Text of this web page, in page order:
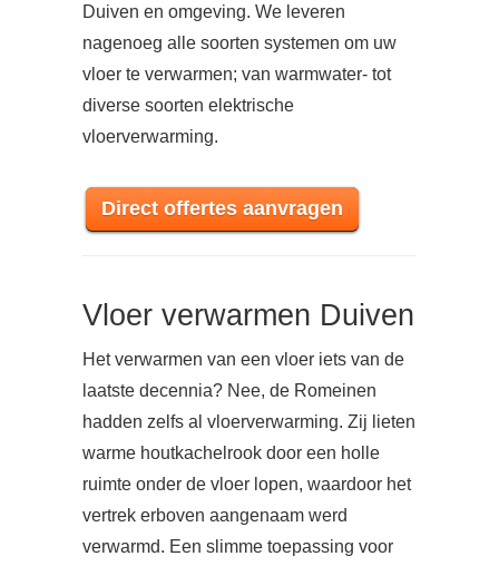
Duiven en omgeving. We leveren
nagenoeg alle soorten systemen om uw
vloer te verwarmen; van warmwater- tot
diverse soorten elektrische
vloerverwarming.
Direct offertes aanvragen
Vloer verwarmen Duiven
Het verwarmen van een vloer iets van de
laatste decennia? Nee, de Romeinen
hadden zelfs al vloerverwarming. Zij lieten
warme houtkachelrook door een holle
ruimte onder de vloer lopen, waardoor het
vertrek erboven aangenaam werd
verwarmd. Een slimme toepassing voor